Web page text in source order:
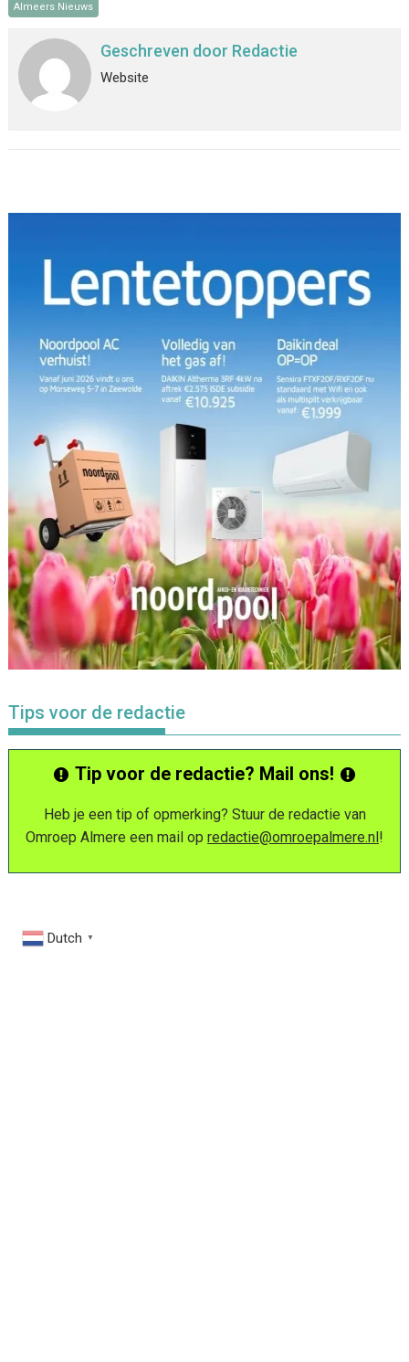
Almeers Nieuws
Geschreven door Redactie
Website
Tips voor de redactie
Tip voor de redactie? Mail ons!
Heb je een tip of opmerking? Stuur de redactie van
Omroep Almere een mail op redactie@omroepalmere.nl!
Dutch ▼